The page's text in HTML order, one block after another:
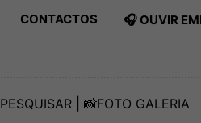
CONTACTOS 🎧 OUVIR
PESQUISAR | 📸FOTO GALERIA